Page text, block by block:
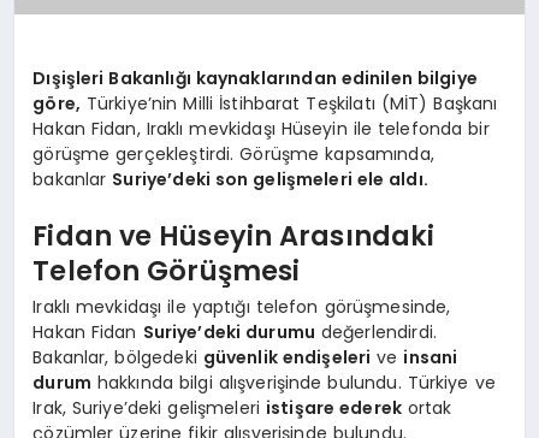
Dışişleri Bakanlığı kaynaklarından edinilen bilgiye
göre, Türkiye’nin Milli İstihbarat Teşkilatı (MİT) Başkanı
Hakan Fidan, Iraklı mevkidaşı Hüseyin ile telefonda bir
görüşme gerçekleştirdi. Görüşme kapsamında,
bakanlar Suriye’deki son gelişmeleri ele aldı.
Fidan ve Hüseyin Arasındaki
Telefon Görüşmesi
Iraklı mevkidaşı ile yaptığı telefon görüşmesinde,
Hakan Fidan Suriye’deki durumu değerlendirdi.
Bakanlar, bölgedeki güvenlik endişeleri ve insani
durum hakkında bilgi alışverişinde bulundu. Türkiye ve
Irak, Suriye’deki gelişmeleri istişare ederekortak
çözümler üzerine fikir alışverişinde bulundu.